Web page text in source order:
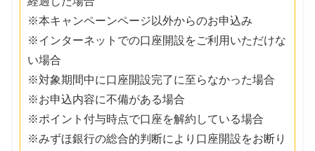
※本キャンペーンページ以外からのお申込み
※インターネットでの口座開設をご利用いただけな
い場合
※対象期間中に口座開設完了に至らなかった場合
※お申込内容に不備がある場合
※ポイント付与時点で口座を解約している場合
※みずほ銀行の総合的判断により口座開設をお断り